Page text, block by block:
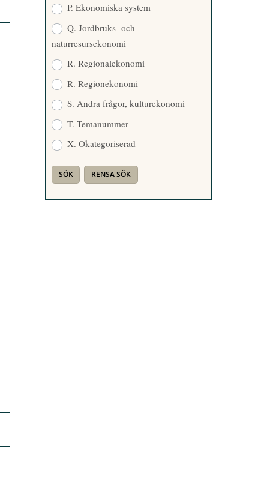
P. Ekonomiska system
Q. Jordbruks- och
naturresursekonomi
R. Regionalekonomi
R. Regionekonomi
S. Andra frågor, kulturekonomi
T. Temanummer
X. Okategoriserad